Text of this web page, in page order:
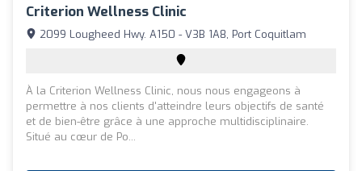
Criterion Wellness Clinic
2099 Lougheed Hwy. A150 - V3B 1A8, Port Coquitlam
À la Criterion Wellness Clinic, nous nous engageons à
permettre à nos clients d'atteindre leurs objectifs de santé
et de bien-être grâce à une approche multidisciplinaire.
Situé au cœur de Po...